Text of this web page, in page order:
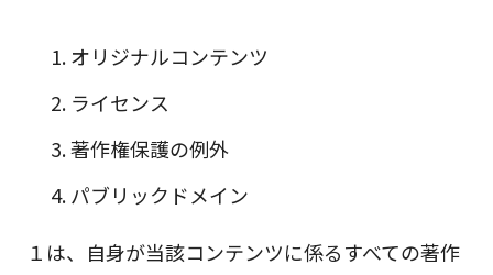
オリジナルコンテンツ
ライセンス
著作権保護の例外
パブリックドメイン
１は、自身が当該コンテンツに係るすべての著作